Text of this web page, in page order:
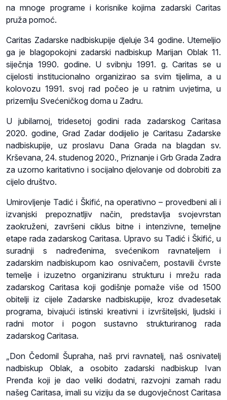
na mnoge programe i korisnike kojima zadarski Caritas
pruža pomoć.
Caritas Zadarske nadbiskupije djeluje 34 godine. Utemeljio
ga je blagopokojni zadarski nadbiskup Marijan Oblak 11.
siječnja 1990. godine. U svibnju 1991. g. Caritas se u
cijelosti institucionalno organizirao sa svim tijelima, a u
kolovozu 1991. svoj rad počeo je u ratnim uvjetima, u
prizemlju Svećeničkog doma u Zadru.
U jubilarnoj, tridesetoj godini rada zadarskog Caritasa
2020. godine, Grad Zadar dodijelio je Caritasu Zadarske
nadbiskupije, uz proslavu Dana Grada na blagdan sv.
Krševana, 24. studenog 2020., Priznanje i Grb Grada Zadra
za uzorno karitativno i socijalno djelovanje od dobrobiti za
cijelo društvo.
Umirovljenje Tadić i Škifić, na operativno – provedbeni ali i
izvanjski prepoznatljiv način, predstavlja svojevrstan
zaokruženi, završeni ciklus bitne i intenzivne, temeljne
etape rada zadarskog Caritasa. Upravo su Tadić i Škifić, u
suradnji s nadređenima, svećenikom ravnateljem i
zadarskim nadbiskupom kao osnivačem, postavili čvrste
temelje i izuzetno organiziranu strukturu i mrežu rada
zadarskog Caritasa koji godišnje pomaže više od 1500
obitelji iz cijele Zadarske nadbiskupije, kroz dvadesetak
programa, bivajući istinski kreativni i izvršiteljski, ljudski i
radni motor i pogon sustavno strukturiranog rada
zadarskog Caritasa.
„Don Čedomil Šupraha, naš prvi ravnatelj, naš osnivatelj
nadbiskup Oblak, a osobito zadarski nadbiskup Ivan
Prenđa koji je dao veliki dodatni, razvojni zamah radu
našeg Caritasa, imali su viziju da se dugovječnost Caritasa